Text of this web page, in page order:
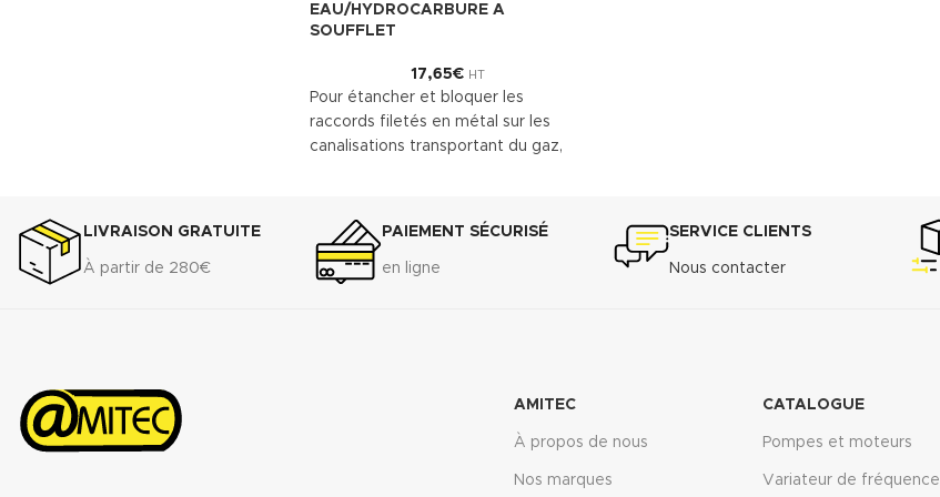
EAU/HYDROCARBURE A
SOUFFLET
17,65€ HT
Pour étancher et bloquer les
raccords filetés en métal sur les
canalisations transportant du gaz,
Convient entre autres à l'acier, au
laiton et à l'inox.
Télécharger la fiche technique
LIVRAISON GRATUITE
À partir de 280€
PAIEMENT SÉCURISÉ
en ligne
SERVICE CLIENTS
Nous contacter
AMITEC
À propos de nous
Nos marques
CATALOGUE
Pompes et moteurs
Variateur de fréquence